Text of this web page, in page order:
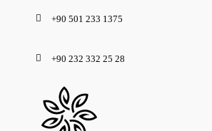
+90 501 233 1375
+90 232 332 25 28